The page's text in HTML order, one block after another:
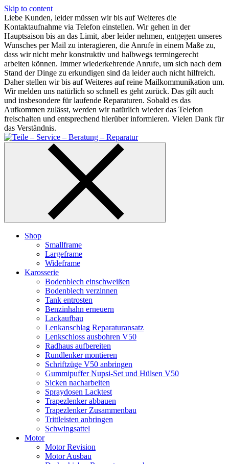
Skip to content
Liebe Kunden, leider müssen wir bis auf Weiteres die
Kontaktaufnahme via Telefon einstellen. Wir gehen in der
Hauptsaison bis an das Limit, aber leider nehmen, entgegen unseres
Wunsches per Mail zu interagieren, die Anrufe in einem Maße zu,
dass wir nicht mehr konstruktiv und halbwegs termingerecht
arbeiten können. Immer wiederkehrende Anrufe, um sich nach dem
Stand der Dinge zu erkundigen sind da leider auch nicht hilfreich.
Daher stellen wir bis auf Weiteres auf reine Mailkommunikation um.
Wir melden uns natürlich so schnell es geht zurück. Das gilt auch
und insbesondere für laufende Reparaturen. Sobald es das
Aufkommen zulässt, werden wir natürlich wieder das Telefon
freischalten und entsprechend hierüber informieren. Vielen Dank für
das Verständnis.
Shop
Smallframe
Largeframe
Wideframe
Karosserie
Bodenblech einschweißen
Bodenblech verzinnen
Tank entrosten
Benzinhahn erneuern
Lackaufbau
Lenkanschlag Reparaturansatz
Lenkschloss ausbohren V50
Radhaus aufbereiten
Rundlenker montieren
Schriftzüge V50 anbringen
Gummipuffer Nupsi-Set und Hülsen V50
Sicken nacharbeiten
Spraydosen Lacktest
Trapezlenker abbauen
Trapezlenker Zusammenbau
Trittleisten anbringen
Schwingsattel
Motor
Motor Revision
Motor Ausbau